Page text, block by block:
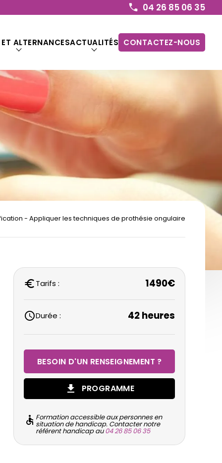
04 26 85 06 35
ALTERNANCESACTUALITÉS CONTACTEZ-NOUS
- Appliquer les techniques de prothésie ongulaire
euroTarifs : 1490€
scheduleDurée : 42 heures
BESOIN D'UN RENSEIGNEMENT ?
get_app PROGRAMME
accessible Formation accessible aux personnes en
situation de handicap. Contacter notre
référent handicap au04 26 85 06 35